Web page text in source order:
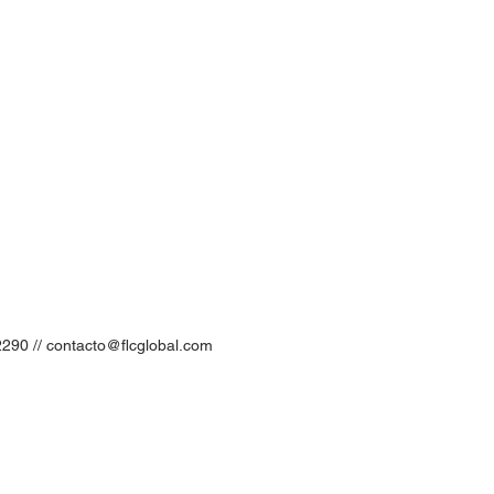
// contacto@flcglobal.com